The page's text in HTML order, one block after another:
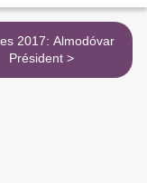
2017: Almodóvar
Président >